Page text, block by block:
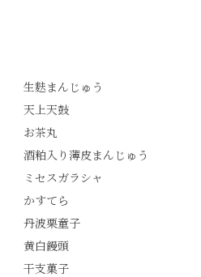
な…」と半ば諦めてい
たら、上の方にはまだ
瑞々しい花がたくさん
✨ちょうどこの日から
始まった「あじさい供
養」で、池に浮かぶあ
じさいにも出会えるか
も。 天然記念物の「遊
龍の松」は、地を這う
ツ #みずは北川 #わらび
生麩まんじゅう
天上天鼓
お茶丸
酒粕入り薄皮まんじゅう
ミセスガラシャ
かすてら
丹波栗童子
黄白饅頭
干支菓子